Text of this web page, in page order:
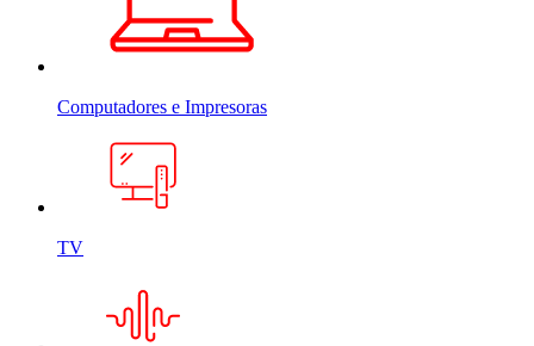
Computadores e Impresoras
TV